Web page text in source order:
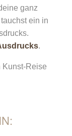
ganz
ein in
.
Kunst-Reise